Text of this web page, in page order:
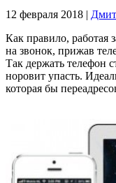
12 февраля 2018 |
Как правило, работая
на звонок, прижав
Так держать телефон
норовит упасть.
которая бы